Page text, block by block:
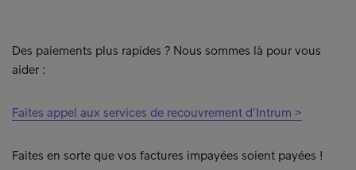
Des paiements plus rapides ? Nous sommes là pour vous
aider :
Faites appel aux services de recouvrement d’Intrum >
Faites en sorte que vos factures impayées soient payées !